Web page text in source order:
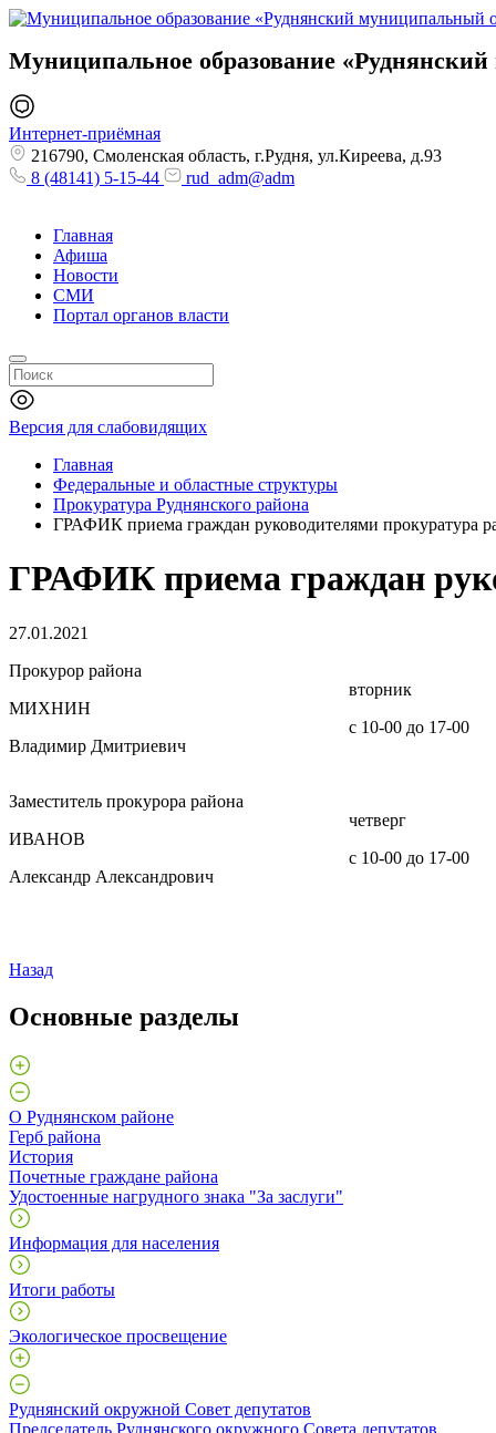
Муниципальное образование
Интернет-приёмная
216790, Смоленская область, г.Рудня, ул.Киреева, д.93
8 (48141) 5-15-44
rud_adm@adm
Главная
Афиша
Новости
СМИ
Портал органов власти
Версия для слабовидящих
Главная
Федеральные и областные структуры
Прокуратура Руднянского района
ГРАФИК приема граждан руководителями прокуратура
ГРАФИК приема граждан
27.01.2021
Прокурор района
МИХНИН
Владимир Дмитриевич
вторник
с 10-00 до 17-00
Заместитель прокурора района
ИВАНОВ
Александр Александрович
четверг
с 10-00 до 17-00
Назад
Основные разделы
О Руднянском районе
Герб района
История
Почетные граждане района
Удостоенные нагрудного знака "За заслуги"
Информация для населения
Итоги работы
Экологическое просвещение
Руднянский окружной Совет депутатов
Председатель Руднянского окружного Совета депутатов